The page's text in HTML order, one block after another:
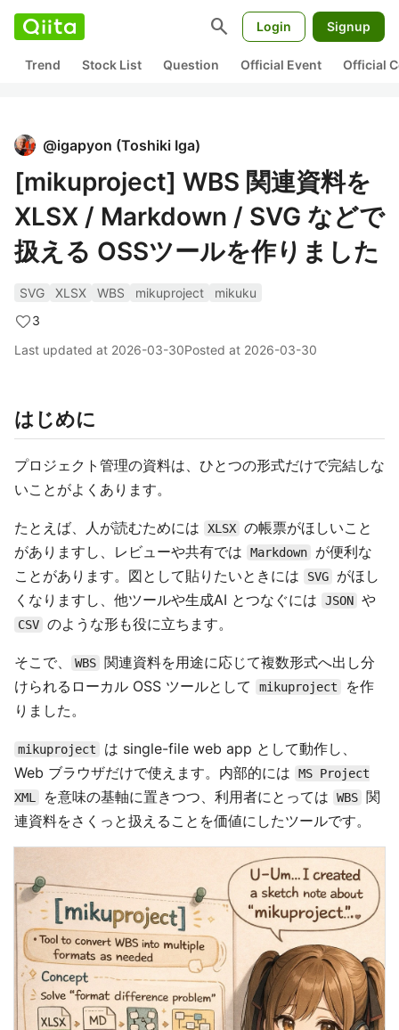
search Login Signup
Trend Stock List Question Official Event Official
@igapyon (Toshiki Iga)
[mikuproject] WBS 関連資料を
XLSX / Markdown / SVG などで
扱える OSSツールを作りました
SVG XLSX WBS mikuproject
mikuku
3
Last updated at 2026-03-30Posted at 2026-03-30
はじめに
プロジェクト管理の資料は、ひとつの形式だけで完結しな
いことがよくあります。
たとえば、人が読むためには XLSX の帳票がほしいこと
がありますし、レビューや共有では
Markdown
が便利な
ことがあります。図として貼りたいときには
SVG
がほし
くなりますし、他ツールや生成AI とつなぐには
JSON や
CSV のような形も役に立ちます。
そこで、 WBS 関連資料を用途に応じて複数形式へ出し分
けられるローカル OSS ツールとして
mikuproject
を作
りました。
mikuproject
は single-file web app として動作し、
Web ブラウザだけで使えます。内部的には
MS Project
XML
を意味の基軸に置きつつ、利用者にとっては WBS 関
連資料をさくっと扱えることを価値にしたツールです。